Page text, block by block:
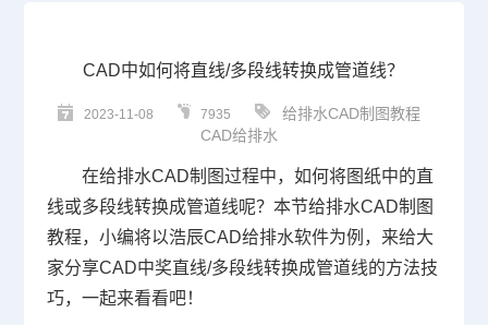
CAD中如何将直线/多段线转换成管道线？
2023-11-08 7935
给排水CAD制图教程
CAD给排水
在给排水CAD制图过程中，如何将图纸中的直
线或多段线转换成管道线呢？本节给排水CAD制图
教程，小编将以浩辰CAD给排水软件为例，来给大
家分享CAD中奖直线/多段线转换成管道线的方法技
巧，一起来看看吧！